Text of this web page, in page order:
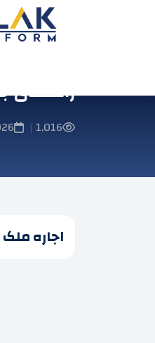
راهنمای
1,016
|
اجاره